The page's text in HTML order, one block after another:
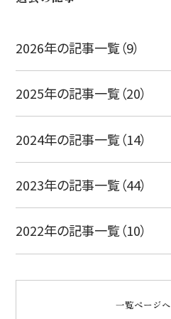
2026年の記事一覧（9）
2025年の記事一覧（20）
2024年の記事一覧（14）
2023年の記事一覧（44）
2022年の記事一覧（10）
一覧ページへ